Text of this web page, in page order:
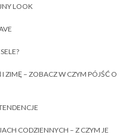
LOOK
ZIMĘ – ZOBACZ W CZYM PÓJŚĆ O
CODZIENNYCH – Z CZYM JE